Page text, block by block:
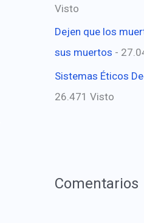
Visto
Dejen que los
sus muertos -
Sistemas Éticos
26.471 Visto
Comentarios